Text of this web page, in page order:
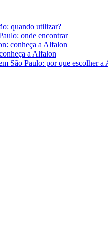
quando utilizar?
onde encontrar
conheça a Alfalon
a Alfalon
São Paulo: por que escolher a